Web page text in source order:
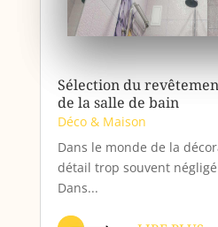
Sélection du
de la salle de bain
Déco & Maison
Dans le monde de la
détail trop souvent
Dans...